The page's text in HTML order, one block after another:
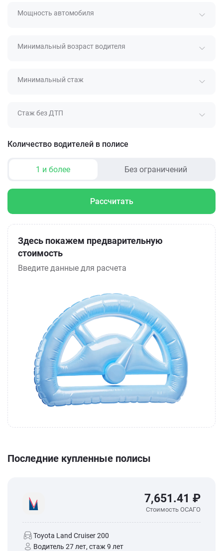
Мощность автомобиля
Минимальный возраст водителя
Минимальный стаж
Стаж без ДТП
Количество водителей в полисе
1 и более Без ограничений
Рассчитать
Здесь покажем предварительную
стоимость
Введите данные для расчета
Последние купленные полисы
7,651.41 ₽
Стоимость ОСАГО
Toyota Land Cruiser 200
Водитель 27 лет, стаж 9 лет